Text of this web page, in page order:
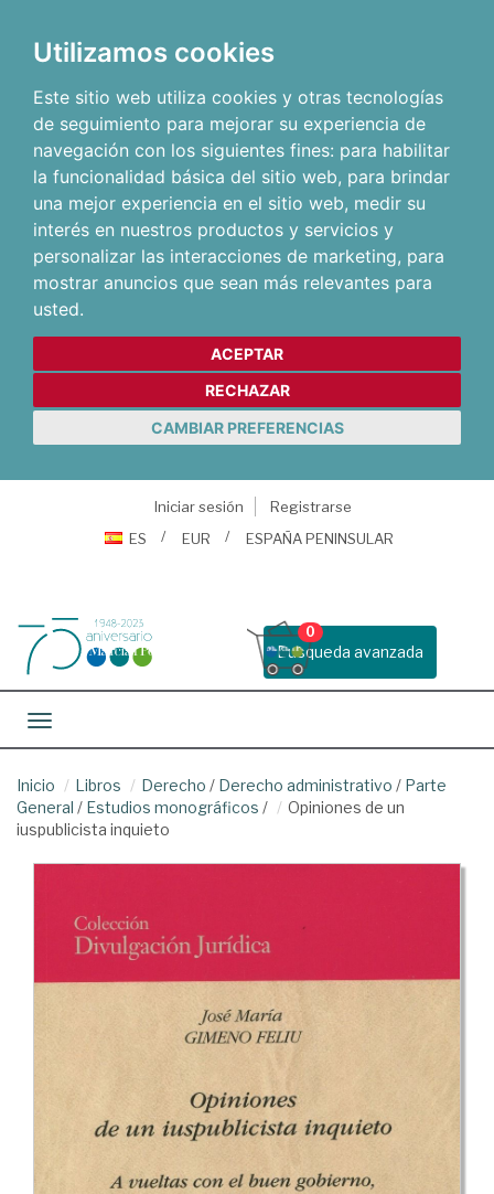
Utilizamos cookies
Este sitio web utiliza cookies y otras tecnologías
de seguimiento para mejorar su experiencia de
navegación con los siguientes fines: para habilitar
la funcionalidad básica del sitio web, para brindar
una mejor experiencia en el sitio web, medir su
interés en nuestros productos y servicios y
personalizar las interacciones de marketing, para
mostrar anuncios que sean más relevantes para
usted.
ACEPTAR
RECHAZAR
CAMBIAR PREFERENCIAS
Iniciar sesión
Registrarse
ES
EUR ESPAÑA PENINSULAR
Busqueda avanzada
0
Toggle navigation
Inicio Libros Derecho / Derecho administrativo / Parte
General / Estudios monográficos /
Opiniones de un
iuspublicista inquieto